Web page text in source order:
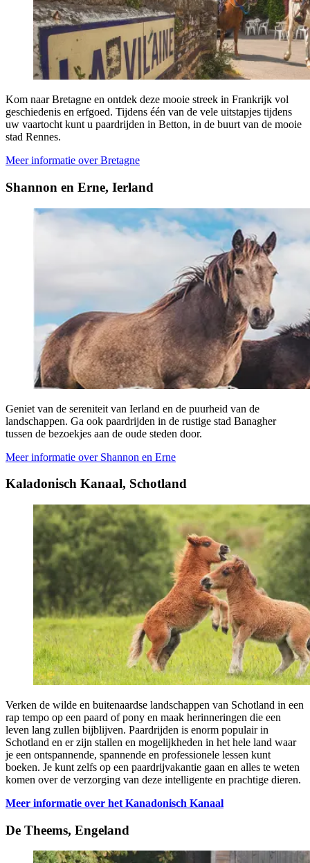
Kom naar Bretagne en ontdek deze mooie streek in Frankrijk vol
geschiedenis en erfgoed. Tijdens één van de vele uitstapjes tijdens
uw vaartocht kunt u paardrijden in Betton, in de buurt van de mooie
stad Rennes.
Meer informatie over Bretagne
Shannon en Erne, Ierland
Geniet van de sereniteit van Ierland en de puurheid van de
landschappen. Ga ook paardrijden in de rustige stad Banagher
tussen de bezoekjes aan de oude steden door.
Meer informatie over Shannon en Erne
Kaladonisch Kanaal, Schotland
Verken de wilde en buitenaardse landschappen van Schotland in een
rap tempo op een paard of pony en maak herinneringen die een
leven lang zullen bijblijven. Paardrijden is enorm populair in
Schotland en er zijn stallen en mogelijkheden in het hele land waar
je een ontspannende, spannende en professionele lessen kunt
boeken. Je kunt zelfs op een paardrijvakantie gaan en alles te weten
komen over de verzorging van deze intelligente en prachtige dieren.
Meer informatie over het Kanadonisch Kanaal
De Theems, Engeland